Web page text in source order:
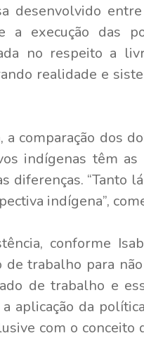
desenvolvido
execução das
no respeito a
realidade e
comparação dos
indígenas têm as
diferenças. “Tanto
indígena”,
conforme
trabalho para
de trabalho e
aplicação da
com o conceito